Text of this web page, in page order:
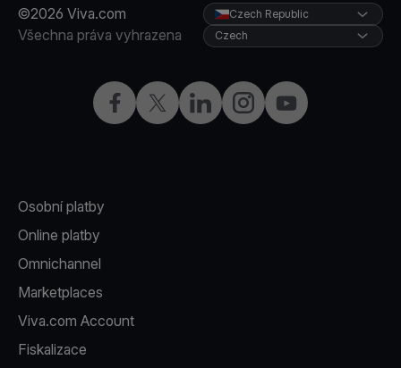
©2026 Viva.com
Všechna práva vyhrazena
Facebook
X LinkedInInstagramYouTube
Czech Republic
Czech
Osobní platby
Online platby
Omnichannel
Marketplaces
Viva.com Account
Fiskalizace